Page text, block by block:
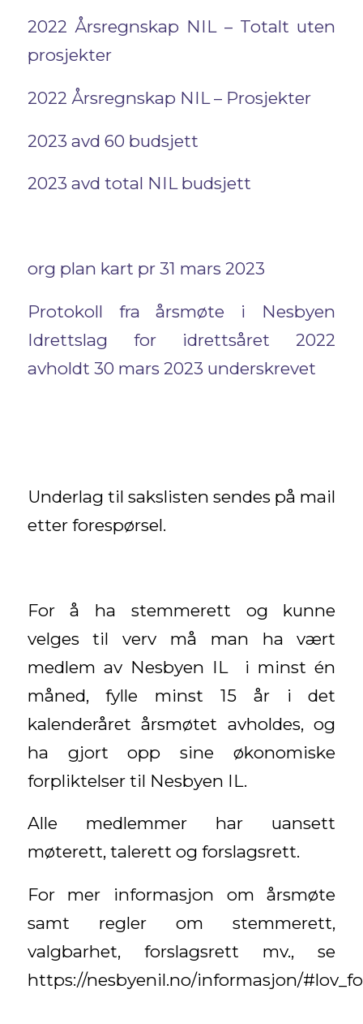
2022 Årsregnskap NIL – Totalt uten
prosjekter
2022 Årsregnskap NIL – Prosjekter
2023 avd 60 budsjett
2023 avd total NIL budsjett
org plan kart pr 31 mars 2023
Protokoll fra årsmøte i Nesbyen
Idrettslag for idrettsåret 2022
avholdt 30 mars 2023 underskrevet
Underlag til sakslisten sendes på mail
etter forespørsel.
For å ha stemmerett og kunne
velges til verv må man ha vært
medlem av Nesbyen IL i minst én
måned, fylle minst 15 år i det
kalenderåret årsmøtet avholdes, og
ha gjort opp sine økonomiske
forpliktelser til Nesbyen IL.
Alle medlemmer har uansett
møterett, talerett og forslagsrett.
For mer informasjon om årsmøte
samt regler om stemmerett,
valgbarhet, forslagsrett mv., se
https://nesbyenil.no/informasjon/